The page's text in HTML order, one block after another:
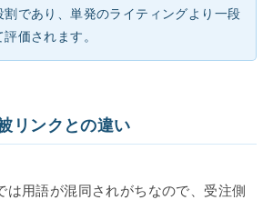
割であり、単発のライティングより一段
価されます。
リンクとの違い
は用語が混同されがちなので、受注側